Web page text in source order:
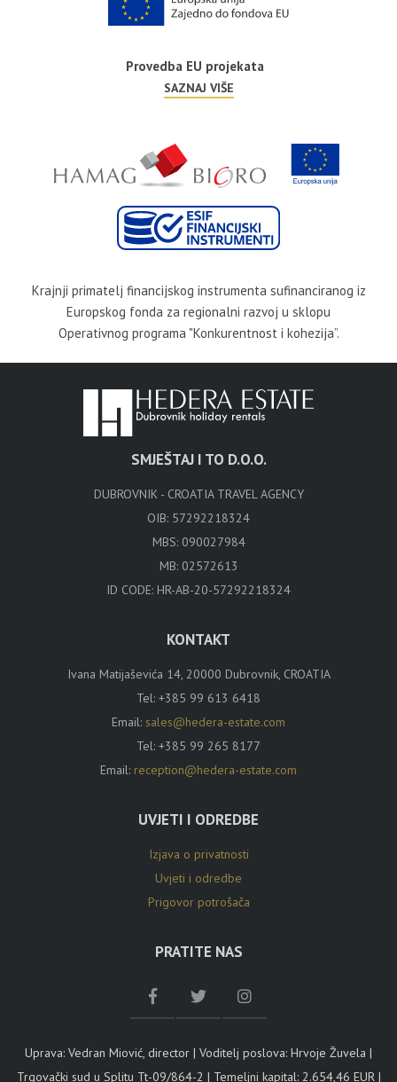
Provedba EU projekata
SAZNAJ VIŠE
Krajnji primatelj financijskog instrumenta sufinanciranog iz
Europskog fonda za regionalni razvoj u sklopu
Operativnog programa "Konkurentnost i kohezija”.
SMJEŠTAJ I TO D.O.O.
DUBROVNIK - CROATIA TRAVEL AGENCY
OIB: 57292218324
MBS: 090027984
MB: 02572613
ID CODE: HR-AB-20-57292218324
KONTAKT
Ivana Matijaševića 14, 20000 Dubrovnik, CROATIA
Tel: +385 99 613 6418
Email: sales@hedera-estate.com
Tel: +385 99 265 8177
Email: reception@hedera-estate.com
UVJETI I ODREDBE
Izjava o privatnosti
Uvjeti i odredbe
Prigovor potrošača
PRATITE NAS
Uprava: Vedran Miović, director | Voditelj poslova: Hrvoje Žuvela |
Trgovački sud u Splitu Tt-09/864-2 | Temeljni kapital: 2.654,46 EUR |